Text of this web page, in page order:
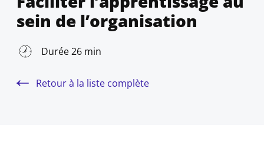
sein de l’organisation
Durée 26 min
Retour à la liste complète